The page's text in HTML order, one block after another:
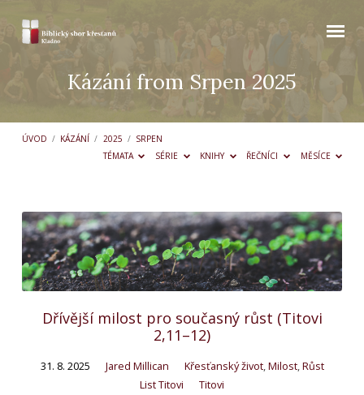
Kázání from Srpen 2025
ÚVOD / KÁZÁNÍ / 2025 / SRPEN
TÉMATA
SÉRIE KNIHY ŘEČNÍCI MĚSÍCE
Kázání
from
Srpen
2025
Dřívější milost pro současný růst (Titovi
2,11–12)
31. 8. 2025 Jared Millican Křesťanský život, Milost, Růst
List Titovi
Titovi